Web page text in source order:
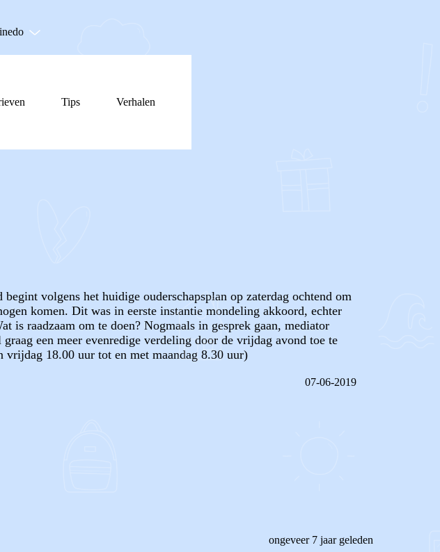
Tips Verhalen
volgens het huidige ouderschapsplan op zaterdag ochtend om
komen. Dit was in eerste instantie mondeling akkoord, echter
is raadzaam om te doen? Nogmaals in gesprek gaan, mediator
een meer evenredige verdeling door de vrijdag avond toe te
vrijdag 18.00 uur tot en met maandag 8.30 uur)
07-06-2019
ongeveer 7 jaar geleden